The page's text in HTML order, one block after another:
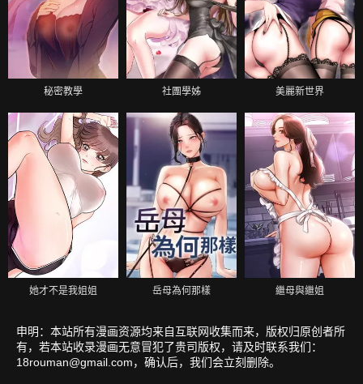
秘密教學 社團學姊 美麗新世界
她才不是我姐姐 岳母為何那樣 繼母與繼姐
申明：本站所有漫画资源均来自互联网收集而来，版权归原创者所
有，若本站收录漫画无意冒犯了贵司版权，请及时联系我们：
18rouman@gmail.com，确认后，我们会立刻删除。